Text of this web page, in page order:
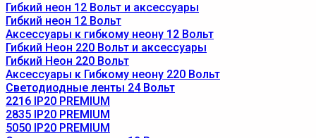
Гибкий неон 12 Вольт и аксессуары
Гибкий неон 12 Вольт
Аксессуары к гибкому неону 12 Вольт
Гибкий Неон 220 Вольт и аксессуары
Гибкий Неон 220 Вольт
Аксессуары к Гибкому неону 220 Вольт
Светодиодные ленты 24 Вольт
2216 IP20 PREMIUM
2835 IP20 PREMIUM
5050 IP20 PREMIUM